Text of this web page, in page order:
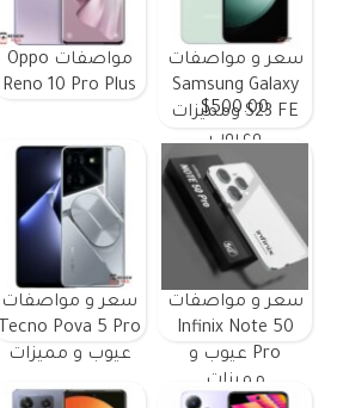
سعر و مواصفات
Samsung Galaxy
S23 FE ومميزات
وعيوب
$500.00
مواصفات Oppo
Reno 10 Pro Plus
سعر و مواصفات
Infinix Note 50
Pro عيوب و
مميزات
سعر و مواصفات
Tecno Pova 5 Pro
عيوب و مميزات